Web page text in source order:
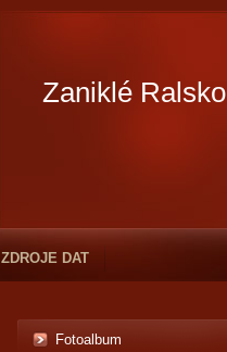
Zaniklé Ralsko
ZDROJE DAT
Fotoalbum